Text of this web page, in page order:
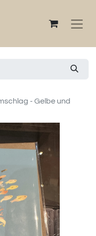
- Gelbe und